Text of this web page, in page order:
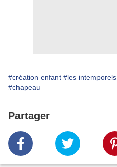
#création enfant #les intemporels
#chapeau
Partager